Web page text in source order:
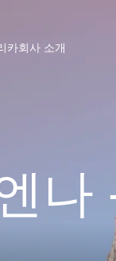
카회사 소개
나